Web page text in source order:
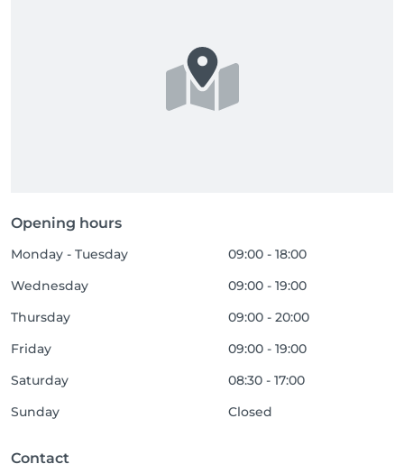
Opening hours
Monday - Tuesday
09:00 - 18:00
Wednesday
09:00 - 19:00
Thursday
09:00 - 20:00
Friday
09:00 - 19:00
Saturday
08:30 - 17:00
Sunday
Closed
Contact